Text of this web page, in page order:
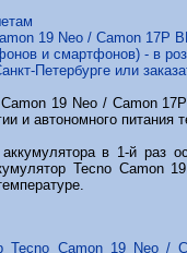
19 Neo / Camon 17P
и смартфонов) - в
Петербурге или
19 Neo / Camon
и автономного питания
в 1-й раз
Tecno Camon
Tecno Camon 19 Neo /